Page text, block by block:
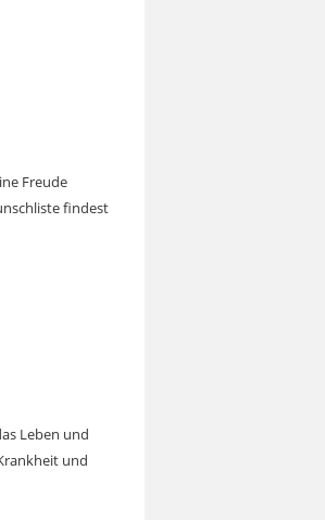
Freude
findest
Leben und
und